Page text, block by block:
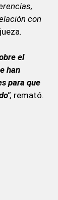
con
el
han
para que
, remató.